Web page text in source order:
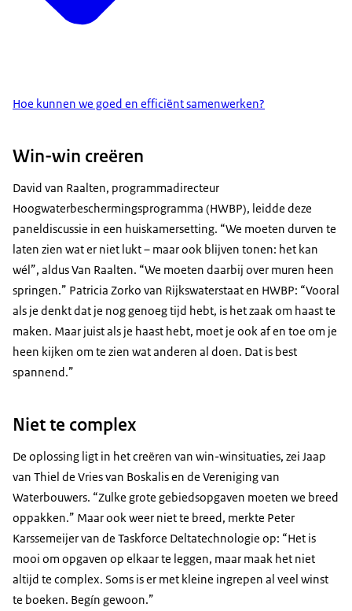
Hoe kunnen we goed en efficiënt samenwerken?
Win-win creëren
David van Raalten, programmadirecteur
Hoogwaterbeschermingsprogramma (HWBP), leidde deze
paneldiscussie in een huiskamersetting. “We moeten durven te
laten zien wat er niet lukt – maar ook blijven tonen: het kan
wél”, aldus Van Raalten. “We moeten daarbij over muren heen
springen.” Patricia Zorko van Rijkswaterstaat en HWBP: “Vooral
als je denkt dat je nog genoeg tijd hebt, is het zaak om haast te
maken. Maar juist als je haast hebt, moet je ook af en toe om je
heen kijken om te zien wat anderen al doen. Dat is best
spannend.”
Niet te complex
De oplossing ligt in het creëren van win-winsituaties, zei Jaap
van Thiel de Vries van Boskalis en de Vereniging van
Waterbouwers. “Zulke grote gebiedsopgaven moeten we breed
oppakken.” Maar ook weer niet te breed, merkte Peter
Karssemeijer van de Taskforce Deltatechnologie op: “Het is
mooi om opgaven op elkaar te leggen, maar maak het niet
altijd te complex. Soms is er met kleine ingrepen al veel winst
te boeken. Begín gewoon.”